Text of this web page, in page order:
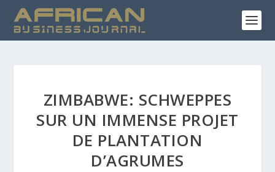
ZIMBABWE: SCHWEPPES
SUR UN IMMENSE PROJET
DE PLANTATION
D’AGRUMES